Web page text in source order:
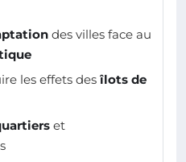
des villes face au
les effets des îlots de
et